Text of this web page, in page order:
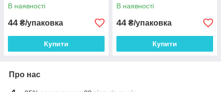
В наявності
44 ₴/упаковка
Купити
В наявності
44 ₴/упаковка
Купити
Про нас